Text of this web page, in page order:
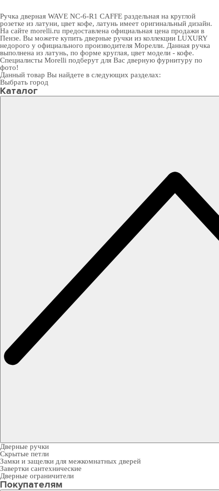
Ручка дверная WAVE NC-6-R1 CAFFE раздельная на круглой
розетке из латуни, цвет кофе, латунь имеет оригинальный дизайн.
На сайте morelli.ru предоставлена официальная цена продажи в
Пензе. Вы можете купить дверные ручки из коллекции LUXURY
недорого у официального производителя Морелли. Данная ручка
выполнена из латунь, по форме круглая, цвет модели - кофе.
Специалисты Morelli подберут для Вас дверную фурнитуру по
фото!
Данный товар Вы найдете в следующих разделах:
Выбрать город
Каталог
Дверные ручки
Скрытые петли
Замки и защелки для межкомнатных дверей
Завертки сантехнические
Дверные ограничители
Покупателям